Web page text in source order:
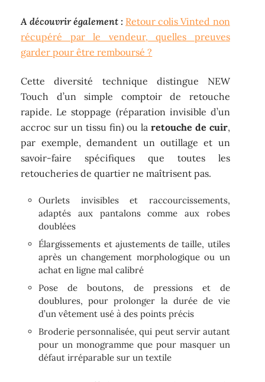
A découvrir également : Retour colis Vinted non
récupéré par le vendeur, quelles preuves
garder pour être remboursé ?
Cette diversité technique distingue NEW
Touch d’un simple comptoir de retouche
rapide. Le stoppage (réparation invisible d’un
accroc sur un tissu fin) ou laretouche de cuir,
par exemple, demandent un outillage et un
savoir-faire spécifiques que toutes les
retoucheries de quartier ne maîtrisent pas.
Ourlets invisibles et raccourcissements,
adaptés aux pantalons comme aux robes
doublées
Élargissements et ajustements de taille, utiles
après un changement morphologique ou un
achat en ligne mal calibré
Pose de boutons, de pressions et de
doublures, pour prolonger la durée de vie
d’un vêtement usé à des points précis
Broderie personnalisée, qui peut servir autant
pour un monogramme que pour masquer un
défaut irréparable sur un textile